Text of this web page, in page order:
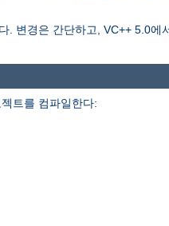
변경은 간단하고, VC++ 5.0에
젝트를 컴파일한다: